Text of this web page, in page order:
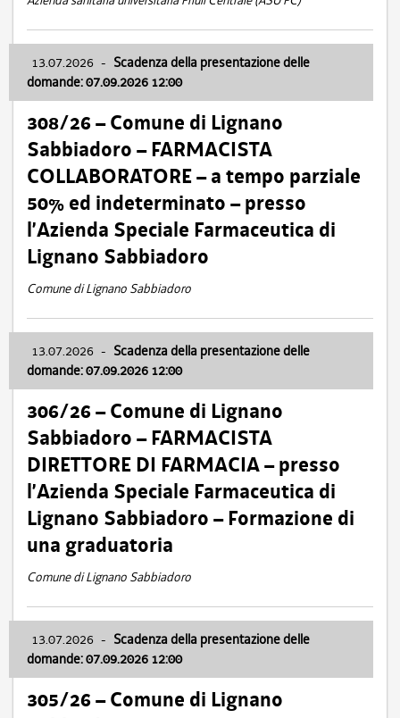
13.07.2026 - Scadenza della presentazione delle
domande: 07.09.2026 12:00
308/26 – Comune di Lignano
Sabbiadoro – FARMACISTA
COLLABORATORE – a tempo parziale
50% ed indeterminato – presso
l’Azienda Speciale Farmaceutica di
Lignano Sabbiadoro
Comune di Lignano Sabbiadoro
13.07.2026 - Scadenza della presentazione delle
domande: 07.09.2026 12:00
306/26 – Comune di Lignano
Sabbiadoro – FARMACISTA
DIRETTORE DI FARMACIA – presso
l’Azienda Speciale Farmaceutica di
Lignano Sabbiadoro – Formazione di
una graduatoria
Comune di Lignano Sabbiadoro
13.07.2026 - Scadenza della presentazione delle
domande: 07.09.2026 12:00
305/26 – Comune di Lignano